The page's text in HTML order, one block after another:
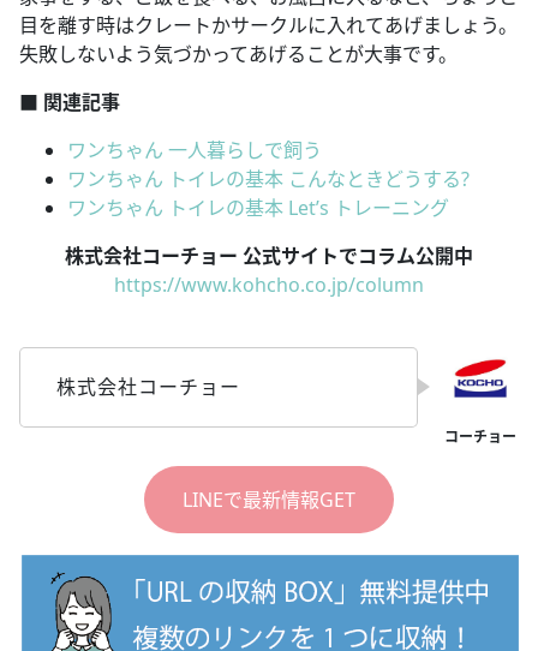
目を離す時はクレートかサークルに入れてあげましょう。
失敗しないよう気づかってあげることが大事です。
■ 関連記事
ワンちゃん 一人暮らしで飼う
ワンちゃん トイレの基本 こんなときどうする?
ワンちゃん トイレの基本 Let’s トレーニング
株式会社コーチョー 公式サイトでコラム公開中
https://www.kohcho.co.jp/column
株式会社コーチョー
LINEで最新情報GET